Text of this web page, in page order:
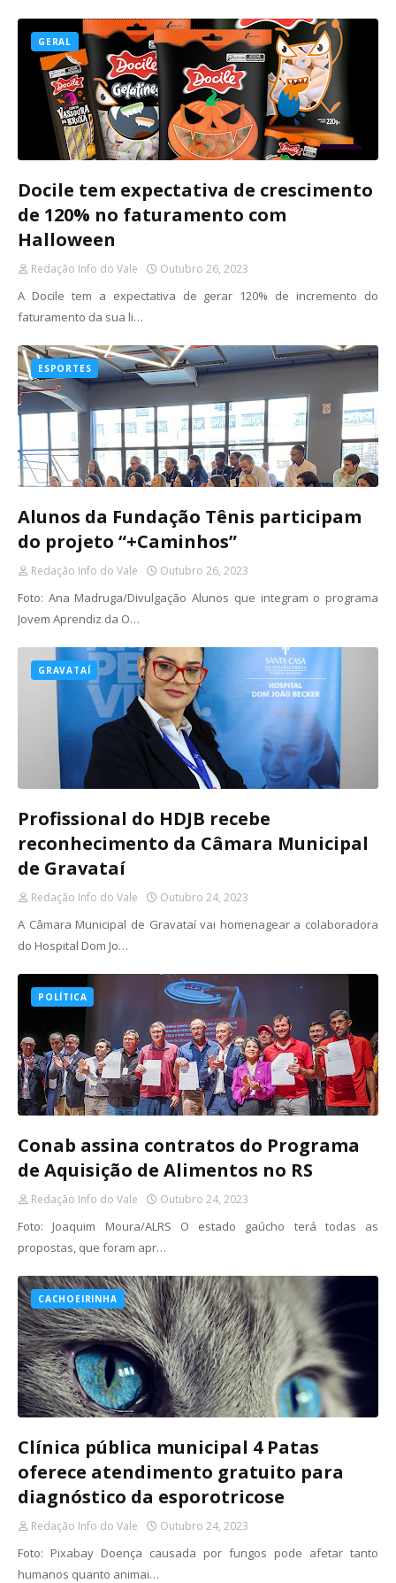
GERAL
Docile tem expectativa de crescimento
de 120% no faturamento com
Halloween
Redação Info do Vale Outubro 26, 2023
A Docile tem a expectativa de gerar 120% de incremento do
faturamento da sua li…
ESPORTES
Alunos da Fundação Tênis participam
do projeto “+Caminhos”
Redação Info do Vale Outubro 26, 2023
Foto: Ana Madruga/Divulgação Alunos que integram o programa
Jovem Aprendiz da O…
GRAVATAÍ
Profissional do HDJB recebe
reconhecimento da Câmara Municipal
de Gravataí
Redação Info do Vale Outubro 24, 2023
A Câmara Municipal de Gravataí vai homenagear a colaboradora
do Hospital Dom Jo…
POLÍTICA
Conab assina contratos do Programa
de Aquisição de Alimentos no RS
Redação Info do Vale Outubro 24, 2023
Foto: Joaquim Moura/ALRS O estado gaúcho terá todas as
propostas, que foram apr…
CACHOEIRINHA
Clínica pública municipal 4 Patas
oferece atendimento gratuito para
diagnóstico da esporotricose
Redação Info do Vale Outubro 24, 2023
Foto: Pixabay Doença causada por fungos pode afetar tanto
humanos quanto animai…